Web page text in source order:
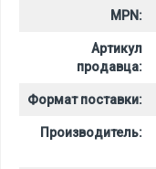
MPN:
Артикул
продавца:
Формат поставки:
Производитель: